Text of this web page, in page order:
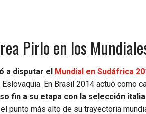
Pirlo en los
a disputar el Mundial en Sudáfrica
En Brasil 2014 actuó
fin a su etapa con la selección
punto más alto de su trayectoria